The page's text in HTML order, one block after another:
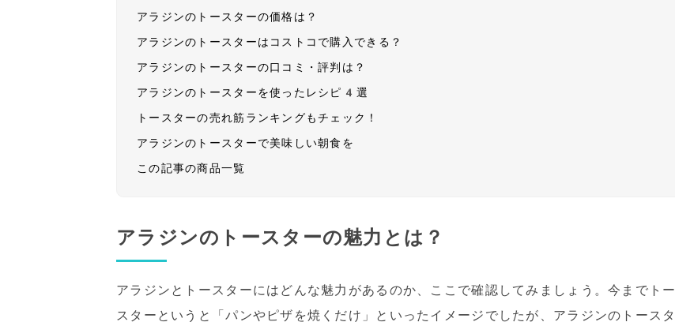
アラジンのトースターの価格は？
アラジンのトースターはコストコで購入できる？
アラジンのトースターの口コミ・評判は？
アラジンのトースターを使ったレシピ4選
トースターの売れ筋ランキングもチェック！
アラジンのトースターで美味しい朝食を
この記事の商品一覧
アラジンのトースターの魅力とは？
アラジンとトースターにはどんな魅力があるのか、ここで確認してみましょう。今までトー
スターというと「パンやピザを焼くだけ」といったイメージでしたが、アラジンのトースタ